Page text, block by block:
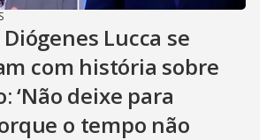
Diógenes Lucca se
com história sobre
‘Não deixe para
o tempo não